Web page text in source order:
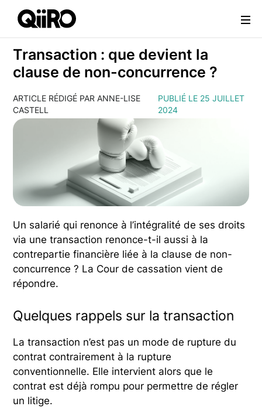
Webflow Homepage
Transaction : que devient la
clause de non-concurrence ?
ARTICLE RÉDIGÉ PAR ANNE-LISE
CASTELL
PUBLIÉ LE 25 JUILLET
2024
Un salarié qui renonce à l’intégralité de ses droits
via une transaction renonce-t-il aussi à la
contrepartie financière liée à la clause de non-
concurrence ? La Cour de cassation vient de
répondre.
Quelques rappels sur la transaction
La transaction n’est pas un mode de rupture du
contrat contrairement à la rupture
conventionnelle. Elle intervient alors que le
contrat est déjà rompu pour permettre de régler
un litige.